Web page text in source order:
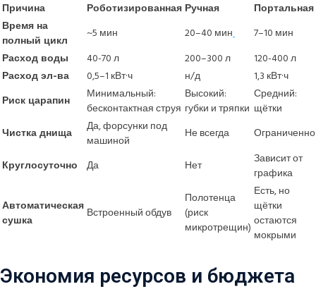
Причина Роботизированная Ручная
Портальная
Время на
полный цикл
~5 мин 20–40 мин
7–10 мин
Расход воды
40-70 л 200–300 л
120-400 л
Расход эл-ва
0,5–1 кВт·ч н/д
1,3 кВт·ч
Риск царапин
Минимальный:
бесконтактная струя
Высокий:
губки и тряпки
Средний:
щётки
Чистка днища
Да, форсунки под
машиной
Не всегда
Ограниченно
Круглосуточно
Да Нет
Зависит от
графика
Автоматическая
сушка
Встроенный обдув
Полотенца
(риск
микротрещин)
Есть, но
щётки
остаются
мокрыми
Экономия ресурсов и бюджета